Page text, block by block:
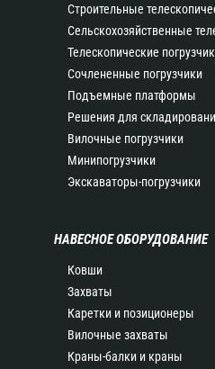
Строительные
Сельскохозяйственные
Телескопические
Сочлененные погрузчики
Подъемные платформы
Решения для
Вилочные погрузчики
Минипогрузчики
Экскаваторы-погрузчики
НАВЕСНОЕ ОБОРУДОВАНИЕ
Ковши
Захваты
Каретки и позиционеры
Вилочные захваты
Краны-балки и краны